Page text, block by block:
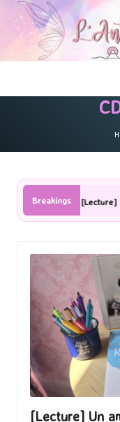
Breakings
[Lecture] Gardiens
[Lecture] Un